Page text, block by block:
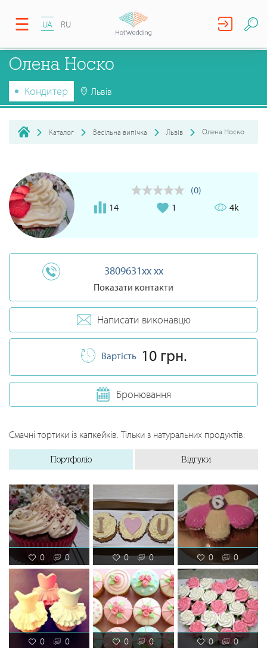
UA RU
Олена Носко
Кондитер Львів
Каталог Весільна випічка Львів Олена Носко
(0)
14
1 4k
3809631xx xx
Показати контакти
Написати виконавцю
Вартість 10 грн.
Бронювання
Смачні тортики із капкейків. Тільки з натуральних продуктів.
Портфоліо Відгуки
0 0 0 0 0 0
0 0 0 0 0 0